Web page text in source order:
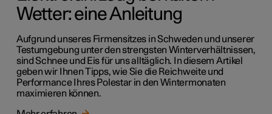
Wetter: eine Anleitung
Aufgrund unseres Firmensitzes in Schweden und unserer
Testumgebung unter den strengsten Winterverhältnissen,
sind Schnee und Eis für uns alltäglich. In diesem Artikel
geben wir Ihnen Tipps, wie Sie die Reichweite und
Performance Ihres Polestar in den Wintermonaten
maximieren können.